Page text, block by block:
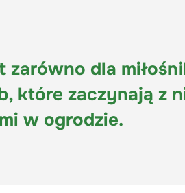
zarówno dla
które zaczynają z
w ogrodzie.